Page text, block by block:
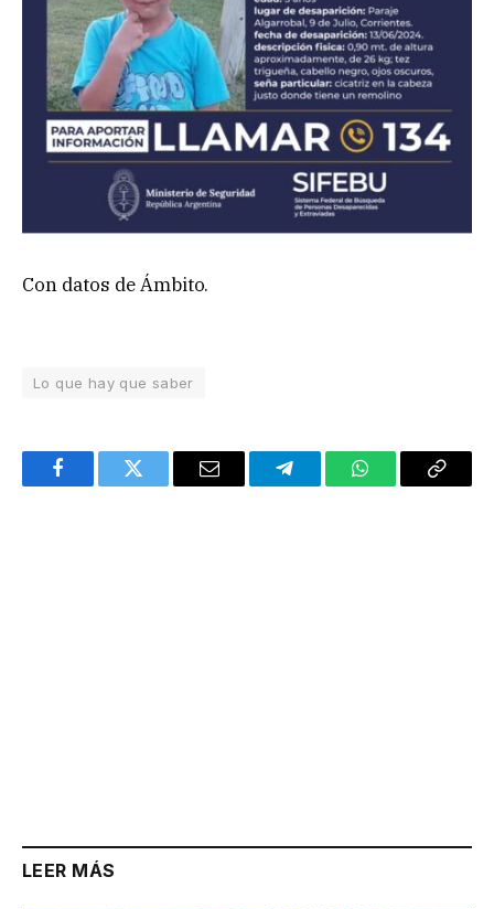
Con datos de Ámbito.
Lo que hay que saber
FacebookTwitter Email TelegramWhatsAppCopy
LEER MÁS